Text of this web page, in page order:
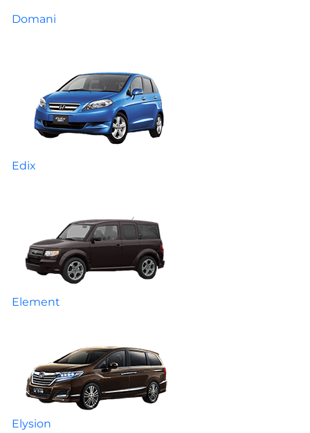
Domani
Edix
Element
Elysion